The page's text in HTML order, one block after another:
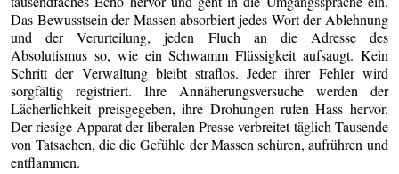
Das Bewusstsein der Massen absorbiert jedes Wort der Ablehnung
und der Verurteilung, jeden Fluch an die Adresse des
Absolutismus so, wie ein Schwamm Flüssigkeit aufsaugt. Kein
Schritt der Verwaltung bleibt straflos. Jeder ihrer Fehler wird
sorgfältig registriert. Ihre Annäherungsversuche werden der
Lächerlichkeit preisgegeben, ihre Drohungen rufen Hass hervor.
Der riesige Apparat der liberalen Presse verbreitet täglich Tausende
von Tatsachen, die die Gefühle der Massen schüren, aufrühren und
entflammen.